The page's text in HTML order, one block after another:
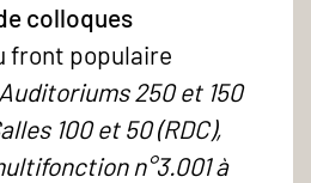
colloques
front populaire
250 et 150
100 et 50 (RDC),
n°3.001 à